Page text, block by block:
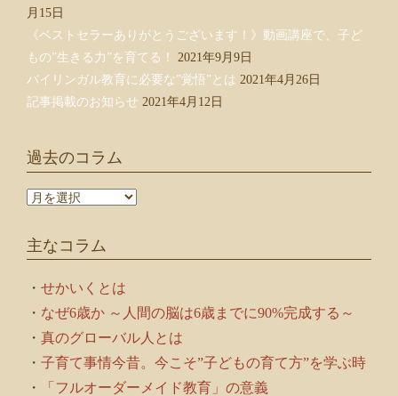
月15日
《ベストセラーありがとうございます！》動画講座で、子ど
もの”生きる力”を育てる！
2021年9月9日
バイリンガル教育に必要な”覚悟”とは 2021年4月26日
記事掲載のお知らせ 2021年4月12日
過去のコラム
過
コ
ム
主なコラム
・ せかいくとは
・ なぜ6歳か ～人間の脳は6歳までに90%完成する～
・ 真のグローバル人とは
・ 子育て事情今昔。今こそ”子どもの育て方”を学ぶ時
・
「フルオーダーメイド教育」の意義